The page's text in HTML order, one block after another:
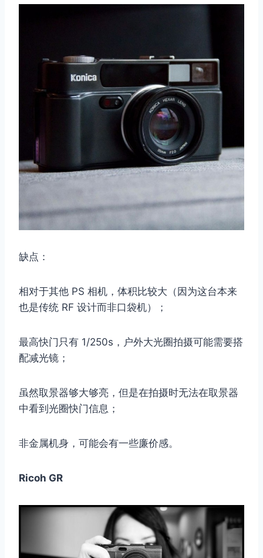
缺点：
相对于其他 PS 相机，体积比较大（因为这台本来
也是传统 RF 设计而非口袋机）；
最高快门只有 1/250s，户外大光圈拍摄可能需要搭
配减光镜；
虽然取景器够大够亮，但是在拍摄时无法在取景器
中看到光圈快门信息；
非金属机身，可能会有一些廉价感。
Ricoh GR